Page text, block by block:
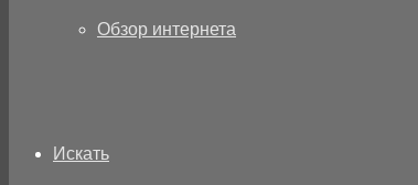
Обзор интернета
Искать